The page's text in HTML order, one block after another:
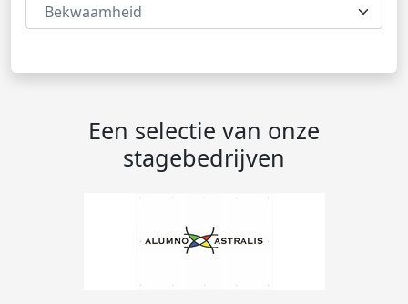
Bekwaamheid
Een selectie van onze
stagebedrijven